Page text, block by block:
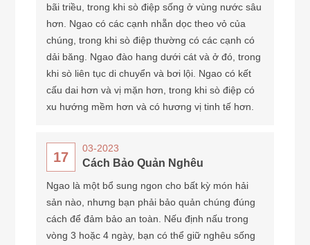
bãi triều, trong khi sò điệp sống ở vùng nước sâu
hơn. Ngao có các cạnh nhẵn dọc theo vỏ của
chúng, trong khi sò điệp thường có các cạnh có
dải băng. Ngao đào hang dưới cát và ở đó, trong
khi sò liên tục di chuyển và bơi lội. Ngao có kết
cấu dai hơn và vị mặn hơn, trong khi sò điệp có
xu hướng mềm hơn và có hương vị tinh tế hơn.
17
03-2023
Cách Bảo Quản Nghêu
Ngao là một bổ sung ngon cho bất kỳ món hải
sản nào, nhưng bạn phải bảo quản chúng đúng
cách để đảm bảo an toàn. Nếu định nấu trong
vòng 3 hoặc 4 ngày, bạn có thể giữ nghêu sống